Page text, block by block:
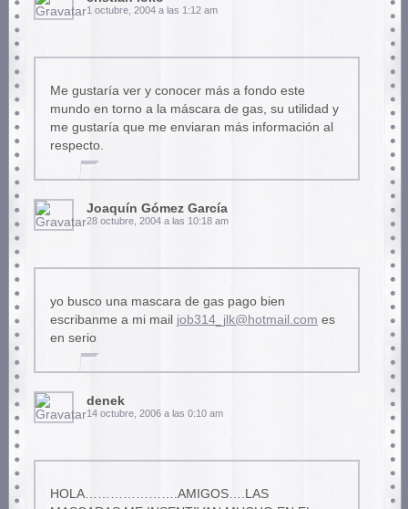
1 octubre, 2004 a las 1:12 am
Me gustaría ver y conocer más a fondo este
mundo en torno a la máscara de gas, su utilidad y
me gustaría que me enviaran más información al
respecto.
Joaquín Gómez García
28 octubre, 2004 a las 10:18 am
yo busco una mascara de gas pago bien
escribanme a mi mail job314_jlk@hotmail.com es
en serio
denek
14 octubre, 2006 a las 0:10 am
HOLA………………….AMIGOS….LAS